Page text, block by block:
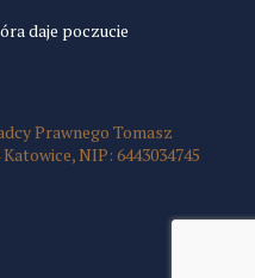
daje poczucie
Prawnego Tomasz
NIP: 6443034745